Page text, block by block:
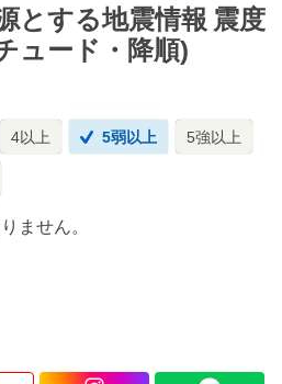
とする地震情報 震度
ュード・降順)
4以上 5弱以上 5強以上
ません。